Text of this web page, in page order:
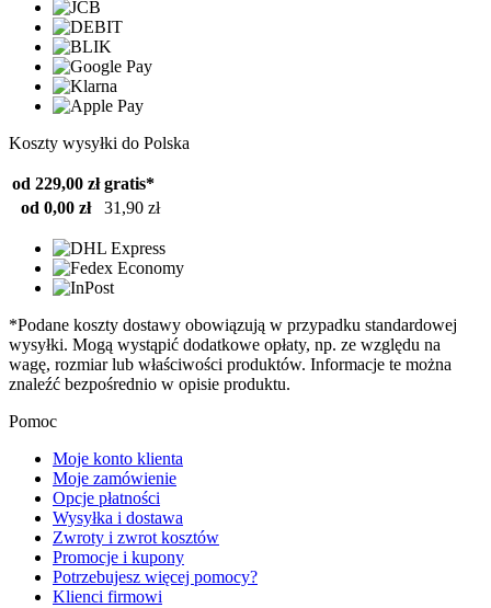
Koszty wysyłki do Polska
od 229,00 zł gratis*
od 0,00 zł
31,90 zł
*Podane koszty dostawy obowiązują w przypadku standardowej
wysyłki. Mogą wystąpić dodatkowe opłaty, np. ze względu na
wagę, rozmiar lub właściwości produktów. Informacje te można
znaleźć bezpośrednio w opisie produktu.
Pomoc
Moje konto klienta
Moje zamówienie
Opcje płatności
Wysyłka i dostawa
Zwroty i zwrot kosztów
Promocje i kupony
Potrzebujesz więcej pomocy?
Klienci firmowi